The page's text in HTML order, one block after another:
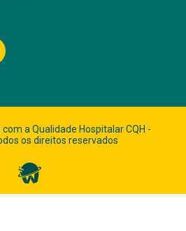
a Qualidade Hospitalar CQH -
os direitos reservados